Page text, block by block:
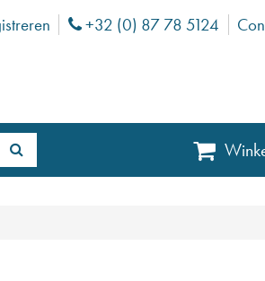
Phone
+32 (0) 87 78 5124